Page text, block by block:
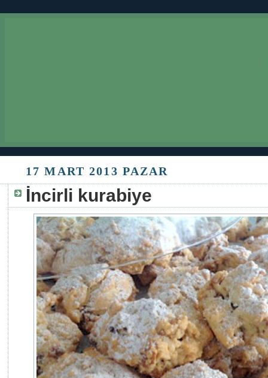
17 MART 2013 PAZAR
İncirli kurabiye